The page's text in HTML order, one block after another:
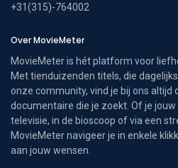
+31(315)-764002
Over MovieMeter
MovieMeter is hét platform voor
Met tienduizenden titels, die
onze community, vind je bij ons altijd
documentaire die je zoekt. Of je
televisie, in de bioscoop of via een
MovieMeter navigeer je in enkele
aan jouw wensen.